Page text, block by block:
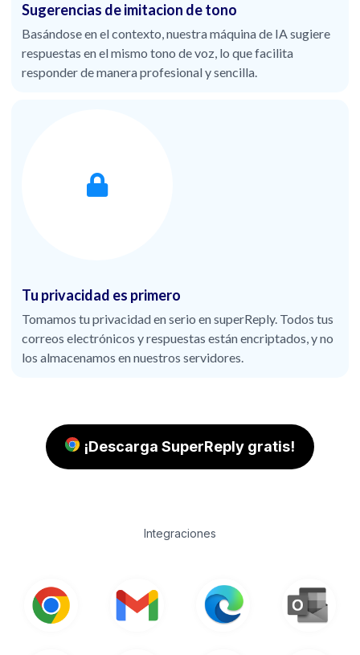
Sugerencias de imitacion de tono
Basándose en el contexto, nuestra máquina de IA sugiere
respuestas en el mismo tono de voz, lo que facilita
responder de manera profesional y sencilla.
Tu privacidad es primero
Tomamos tu privacidad en serio en superReply. Todos tus
correos electrónicos y respuestas están encriptados, y no
los almacenamos en nuestros servidores.
¡Descarga SuperReply gratis!
Integraciones